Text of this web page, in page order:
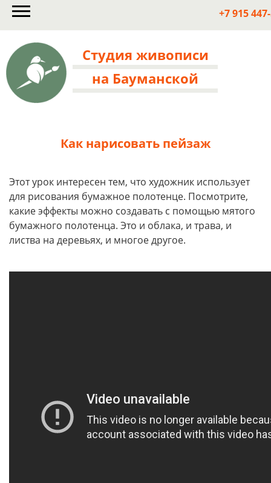
Студия живописи
на Бауманской
+7 915
Как нарисовать пейзаж
Этот урок интересен тем, что художник использует
для рисования бумажное полотенце. Посмотрите,
какие эффекты можно создавать с помощью мятого
бумажного полотенца. Это и облака, и трава, и
листва на деревьях, и многое другое.